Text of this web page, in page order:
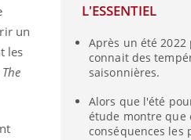
L'ESSENTIEL
Après un été
connait des
saisonnières.
Alors que l'été
étude montre que
conséquences les
un
les
The
2026, l'insuline dans le diabète de
entourée d'idées reçues chez les
comme parfois chez les